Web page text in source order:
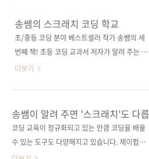
(가나다순)[교보문고] [구글북스] [리디북스] [알
라딘] [예스이십사] [인터파크] 출판사 제이펍도
서명 송쌤의 엔트리 콘텐츠 작품집지은이 송상
46배판(188*257*12.4)제본 무선(soft cover)
정가 18,000원ISBN 979-11-90665-42-1
블록 코딩 / 게임 / 소프트웨어분야 컴퓨터 교육
/ 코딩 관련 사이트■ 이 책에서 만드는 게임 작
품 ..
송쌤의 스크래치 코딩 학교
초/중등 코딩 분야 베스트셀러 작가 송쌤의 세
번째 책! 초등 코딩 교과서 저자가 알려 주는 스
크래치 3.0의 모든 것!스크래치로 배우는 코딩의
[도서11번가] [반디앤루니스] [알라딘] [영풍문
고] [예스이십사] [인터파크] [쿠팡] 도전자책 구
매 사이트(가나다순)[교보문고] [구글북스] [리
더보기
송쌤이 알려 주면 '스크래치'도 다
코딩 교육이 정규화되고 있는 만큼 코딩을 배울
수 있는 도구도 다양해지고 있습니다. 제이펍에
서도 대표적인 교육용 코딩 도구 몇 가지를 소개